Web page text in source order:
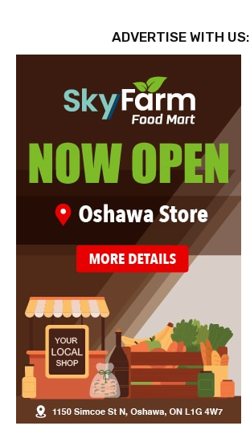
ADVERTISE WITH US: